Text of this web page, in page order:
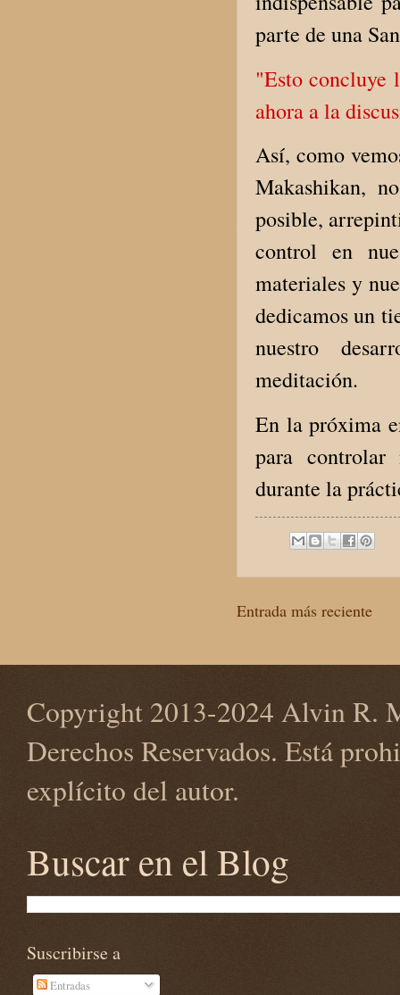
parte de una
"Esto concluye
ahora a la
Así, como
Makashikan,
posible,
control en
materiales y
dedicamos un
nuestro
meditación.
En la próxima
para controlar
durante la
Entrada más reciente
Copyright 2013-2024 Alvin R.
Derechos Reservados. Está
explícito del autor.
Buscar en el Blog
Suscribirse a
Entradas